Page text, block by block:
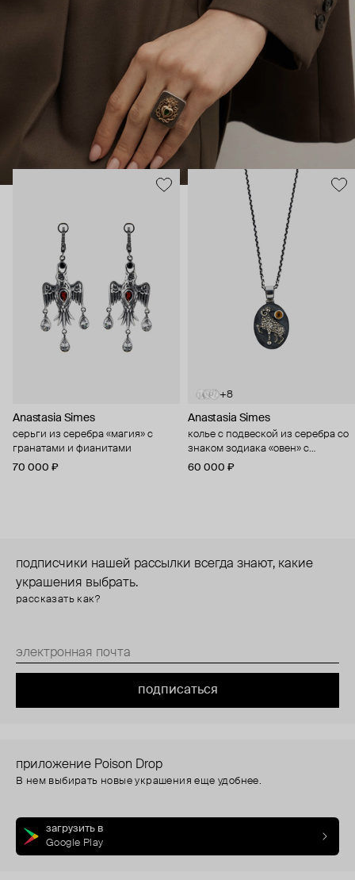
положение на жестовом языке означает «я тебя люблю» или
В этих украшениях много магии: здесь и знаки из
европейской геральдики вроде пылающих сердец, и
животные – каждое символизирует определенное умение и
силу. Философия дизайнера – в том, что украшения могут
быть не просто аксессуаром, но оберегом и талисманом.
Anastasia Simes
серьги из серебра «магия» с
гранатами и фианитами
70 000 ₽
+8
Anastasia Simes
колье с подвеской из серебра со
знаком зодиака «овен» с
цитрином и фианитами
60 000 ₽
подписчики нашей рассылки всегда знают, какие
украшения выбрать.
рассказать как?
подписаться
приложение Poison Drop
В нем выбирать новые украшения еще удобнее.
загрузить в
Google Play